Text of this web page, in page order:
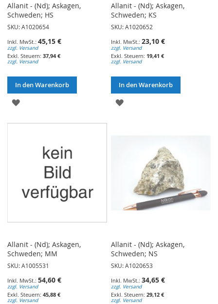
Allanit - (Nd); Askagen,
Schweden; HS
SKU: A1020654
45,15 €
zzgl. Versand
37,94 €
zzgl. Versand
In den Warenkorb
ZUR
Allanit - (Nd); Askagen,
Schweden; KS
SKU: A1020652
23,10 €
zzgl. Versand
19,41 €
zzgl. Versand
In den Warenkorb
ZUR
Allanit - (Nd); Askagen,
Schweden; MM
SKU: A1005531
54,60 €
zzgl. Versand
45,88 €
zzgl. Versand
Allanit - (Nd); Askagen,
Schweden; NS
SKU: A1020653
34,65 €
zzgl. Versand
29,12 €
zzgl. Versand